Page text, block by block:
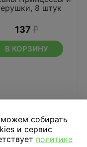
8 штук
137 ₽
В КОРЗИНУ
собирать
и сервис
политике